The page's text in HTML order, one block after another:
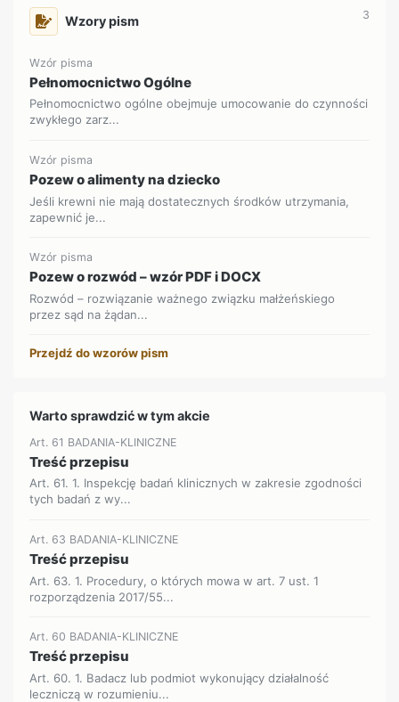
Wzory pism 3
Wzór pisma
Pełnomocnictwo Ogólne
Pełnomocnictwo ogólne obejmuje umocowanie do czynności
zwykłego zarz...
Wzór pisma
Pozew o alimenty na dziecko
Jeśli krewni nie mają dostatecznych środków utrzymania,
zapewnić je...
Wzór pisma
Pozew o rozwód – wzór PDF i DOCX
Rozwód – rozwiązanie ważnego związku małżeńskiego
przez sąd na żądan...
Przejdź do wzorów pism
Warto sprawdzić w tym akcie
Art. 61 BADANIA-KLINICZNE
Treść przepisu
Art. 61. 1. Inspekcję badań klinicznych w zakresie zgodności
tych badań z wy...
Art. 63 BADANIA-KLINICZNE
Treść przepisu
Art. 63. 1. Procedury, o których mowa w art. 7 ust. 1
rozporządzenia 2017/55...
Art. 60 BADANIA-KLINICZNE
Treść przepisu
Art. 60. 1. Badacz lub podmiot wykonujący działalność
leczniczą w rozumieniu...